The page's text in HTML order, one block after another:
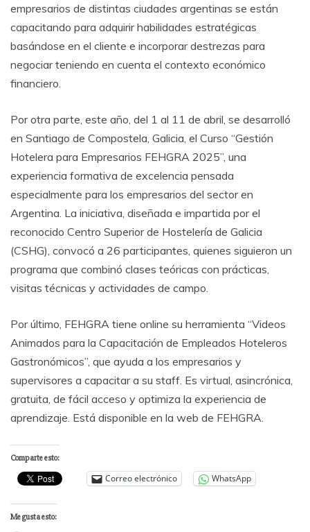
empresarios de distintas ciudades argentinas se están
capacitando para adquirir habilidades estratégicas
basándose en el cliente e incorporar destrezas para
negociar teniendo en cuenta el contexto económico
financiero.
Por otra parte, este año, del 1 al 11 de abril, se desarrolló
en Santiago de Compostela, Galicia, el Curso “Gestión
Hotelera para Empresarios FEHGRA 2025”, una
experiencia formativa de excelencia pensada
especialmente para los empresarios del sector en
Argentina. La iniciativa, diseñada e impartida por el
reconocido Centro Superior de Hostelería de Galicia
(CSHG), convocó a 26 participantes, quienes siguieron un
programa que combinó clases teóricas con prácticas,
visitas técnicas y actividades de campo.
Por último, FEHGRA tiene online su herramienta “Videos
Animados para la Capacitación de Empleados Hoteleros
Gastronómicos”, que ayuda a los empresarios y
supervisores a capacitar a su staff. Es virtual, asincrónica,
gratuita, de fácil acceso y optimiza la experiencia de
aprendizaje. Está disponible en la web de FEHGRA.
Comparte esto:
Correo electrónico WhatsApp
Me gusta esto: